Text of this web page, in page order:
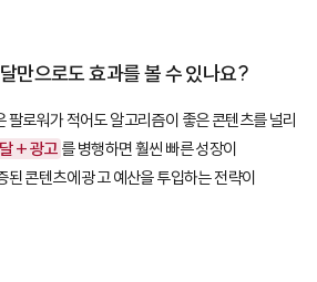
만으로도 효과를 볼 수 있나요?
팔로워가 적어도 알고리즘이 좋은 콘텐츠를 널리
+ 광고 를 병행하면 훨씬 빠른 성장이
된 콘텐츠에 광고 예산을 투입하는 전략이